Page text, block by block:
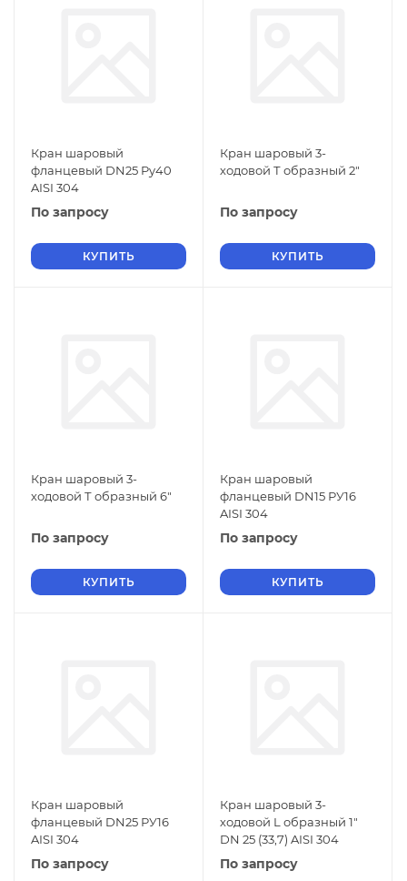
Кран шаровый
фланцевый DN25 Py40
AISI 304
По запросу
КУПИТЬ
Кран шаровый 3-
ходовой Т образный 2"
По запросу
КУПИТЬ
Кран шаровый 3-
ходовой Т образный 6"
По запросу
КУПИТЬ
Кран шаровый
фланцевый DN15 РУ16
AISI 304
По запросу
КУПИТЬ
Кран шаровый
фланцевый DN25 РУ16
AISI 304
По запросу
Кран шаровый 3-
ходовой L образный 1"
DN 25 (33,7) AISI 304
По запросу